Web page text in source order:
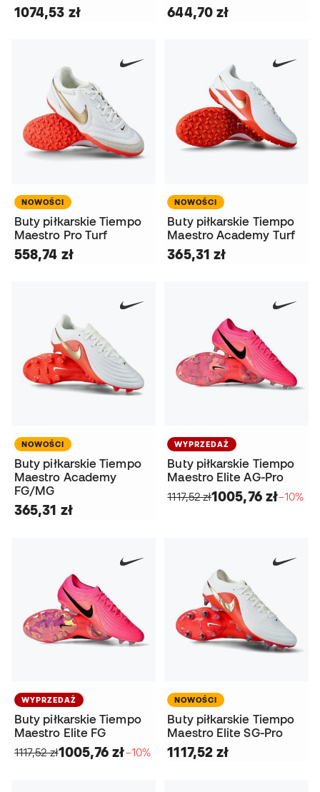
1074,53 zł 644,70 zł
NOWOŚCI
Buty piłkarskie Tiempo
Maestro Pro Turf
558,74 zł
NOWOŚCI
Buty piłkarskie Tiempo
Maestro Academy Turf
365,31 zł
NOWOŚCI
Buty piłkarskie Tiempo
Maestro Academy
FG/MG
365,31 zł
WYPRZEDAŻ
Buty piłkarskie Tiempo
Maestro Elite AG-Pro
1117,52 zł1005,76 zł−10%
WYPRZEDAŻ
Buty piłkarskie Tiempo
Maestro Elite FG
1117,52 zł1005,76 zł−10%
NOWOŚCI
Buty piłkarskie Tiempo
Maestro Elite SG-Pro
1117,52 zł